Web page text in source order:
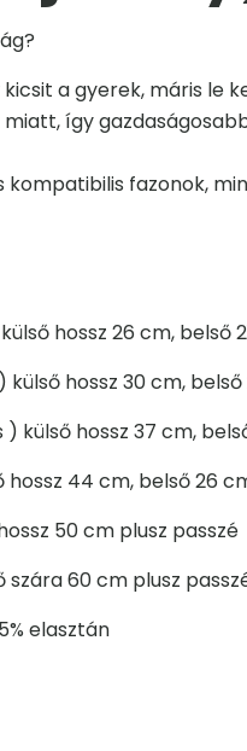
kicsit a gyerek, máris
így
fazonok,
hossz 26 cm, belső
hossz 30 cm, belső
külső hossz 37 cm,
44 cm, belső 26
50 cm plusz passzé
60 cm plusz
elasztán